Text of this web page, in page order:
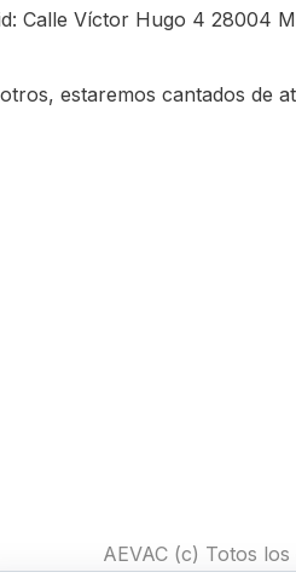
Calle Víctor Hugo 4 28004
estaremos cantados de
AEVAC (c) Totos